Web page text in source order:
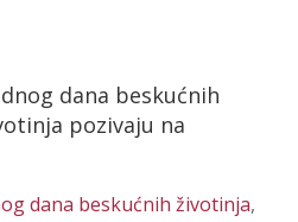
dana beskućnih
pozivaju na
dana beskućnih životinja,